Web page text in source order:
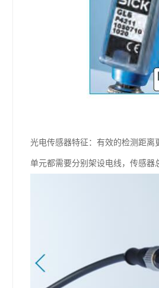
光电传感器特征：有效的检测距
单元都需要分别架设电线，传感器